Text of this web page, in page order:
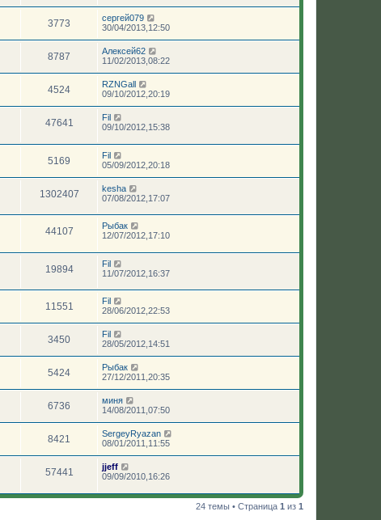
3773
сергей079
30/04/2013,12:50
8787
Алексей62
11/02/2013,08:22
4524
RZNGall
09/10/2012,20:19
47641
Fil
09/10/2012,15:38
5169
Fil
05/09/2012,20:18
1302407
kesha
07/08/2012,17:07
44107
Рыбак
12/07/2012,17:10
19894
Fil
11/07/2012,16:37
11551
Fil
28/06/2012,22:53
3450
Fil
28/05/2012,14:51
5424
Рыбак
27/12/2011,20:35
6736
миня
14/08/2011,07:50
8421
SergeyRyazan
08/01/2011,11:55
57441
jjeff
09/09/2010,16:26
24 темы • Страница 1 из 1